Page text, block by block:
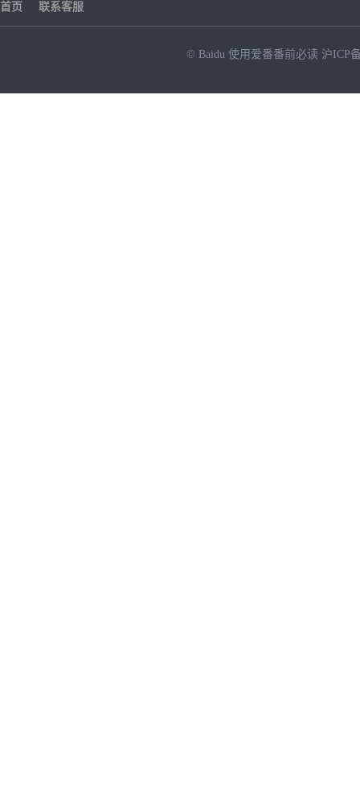
首页 联系客服
© Baidu 使用爱番番前必读 沪ICP